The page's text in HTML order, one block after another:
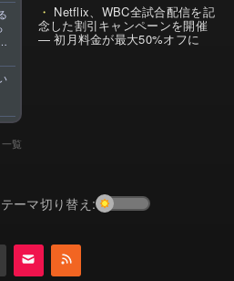
覧
Netflix、WBC全試合配信を記
念した割引キャンペーンを開催
— 初月料金が最大50%オフに
ーマ切り替え: